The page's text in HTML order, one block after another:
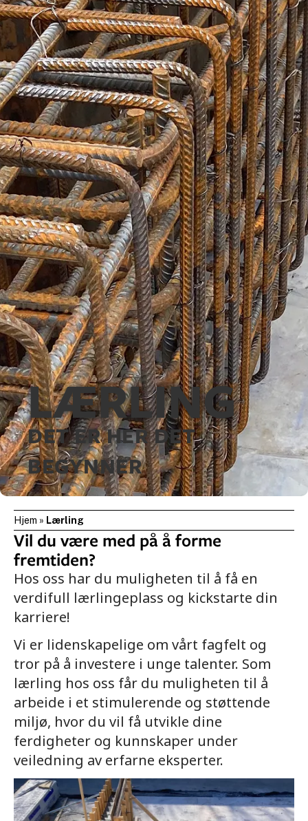
LÆRLING
DET ER HER DET
BEGYNNER
Hjem » Lærling
Vil du være med på å forme
fremtiden?
Hos oss har du muligheten til å få en
verdifull lærlingeplass og kickstarte din
karriere!
Vi er lidenskapelige om vårt fagfelt og
tror på å investere i unge talenter. Som
lærling hos oss får du muligheten til å
arbeide i et stimulerende og støttende
miljø, hvor du vil få utvikle dine
ferdigheter og kunnskaper under
veiledning av erfarne eksperter.